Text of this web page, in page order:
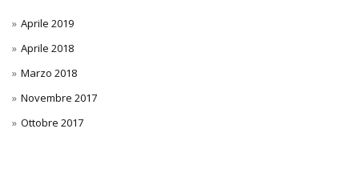
Aprile 2019
Aprile 2018
Marzo 2018
Novembre 2017
Ottobre 2017